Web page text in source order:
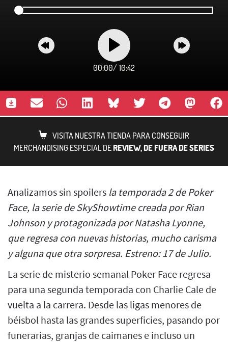
00:00/ 10:42
VISITA NUESTRA TIENDA PARA CONSEGUIR
MERCHANDISING ESPECIAL DEREVIEW, DE FUERA DE SERIES
Analizamos sin spoilers la temporada 2 de Poker
Face, la serie de SkyShowtime creada por Rian
Johnson y protagonizada por Natasha Lyonne,
que regresa con nuevas historias, mucho carisma
y alguna que otra sorpresa. Estreno: 17 de Julio.
La serie de misterio semanal Poker Face regresa
para una segunda temporada con Charlie Cale de
vuelta a la carrera. Desde las ligas menores de
béisbol hasta las grandes superficies, pasando por
funerarias, granjas de caimanes e incluso un